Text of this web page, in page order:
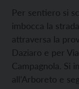
Per sentiero si
imbocca la
attraversa la
Daziaro e per
Campagnola. Si
all’Arboreto e